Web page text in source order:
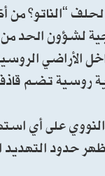
الحد من
تضم
على أي
حدود التهديد